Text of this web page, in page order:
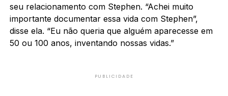
seu relacionamento com Stephen. “Achei muito
importante documentar essa vida com Stephen”,
disse ela. “Eu não queria que alguém aparecesse em
50 ou 100 anos, inventando nossas vidas.”
PUBLICIDADE